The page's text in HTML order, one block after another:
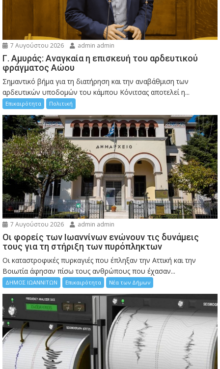
7 Αυγούστου 2026 admin admin
Γ. Αμυράς: Αναγκαία η επισκευή του αρδευτικού
φράγματος Αώου
Σημαντικό βήμα για τη διατήρηση και την αναβάθμιση των
αρδευτικών υποδομών του κάμπου Κόνιτσας αποτελεί η...
Επικαιρότητα Πολιτική
7 Αυγούστου 2026 admin admin
Οι φορείς των Ιωαννίνων ενώνουν τις δυνάμεις
τους για τη στήριξη των πυρόπληκτων
Οι καταστροφικές πυρκαγιές που έπληξαν την Αττική και την
Bοιωτία άφησαν πίσω τους ανθρώπους που έχασαν...
ΔΗΜΟΣ ΙΩΑΝΝΙΤΩΝ Επικαιρότητα Νέα των Δήμων